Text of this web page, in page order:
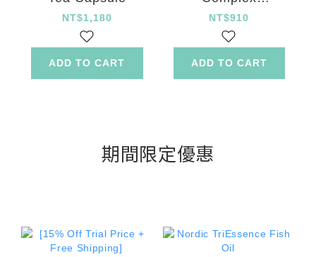
NT$1,180
ADD TO CART
Protection Powder
NT$910
ADD TO CART
期間限定優惠